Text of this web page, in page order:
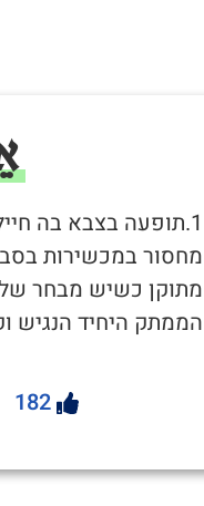
1.תופעה בצבא בה
מחסור במכשירות
מתוקן כשיש מבחר
הממתק היחיד הנגיש
182